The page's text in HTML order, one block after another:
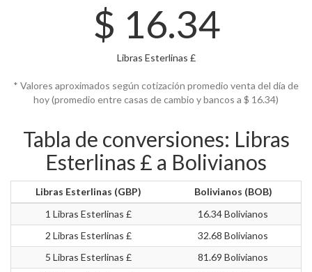
$ 16.34
Libras Esterlinas £
* Valores aproximados según cotización promedio venta del día de
hoy (promedio entre casas de cambio y bancos a $ 16.34)
Tabla de conversiones: Libras
Esterlinas £ a Bolivianos
Libras Esterlinas (GBP)
Bolivianos (BOB)
1 Libras Esterlinas £
16.34 Bolivianos
2 Libras Esterlinas £
32.68 Bolivianos
5 Libras Esterlinas £
81.69 Bolivianos